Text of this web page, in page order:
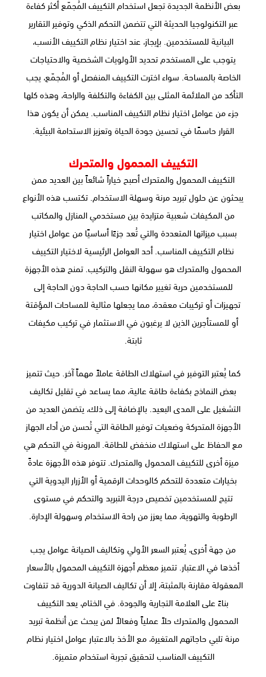
بعض الأنظمة الجديدة تجعل استخدام التكييف المُجمّع أكثر كفاءة
عبر التكنولوجيا الحديثة التي تتضمن التحكم الذكي وتوفير التقارير
البيانية للمستخدمين. بإيجاز، عند اختيار نظام التكييف الأنسب،
يتوجب على المستخدم تحديد الأولويات الشخصية والاحتياجات
الخاصة بالمساحة. سواء اخترت التكييف المنفصل أو المُجمّع، يجب
التأكد من الملائمة المثلى بين الكفاءة والتكلفة والراحة، وهذه كلها
جزء من عوامل اختيار نظام التكييف المناسب. يمكن أن يكون هذا
القرار حاسمًا في تحسين جودة الحياة وتعزيز الاستدامة البيئية.
التكييف المحمول والمتحرك
التكييف المحمول والمتحرك أصبح خياراً شائعاً بين العديد ممن
يبحثون عن حلول تبريد مرنة وسهلة الاستخدام. تكتسب هذه الأنواع
من المكيفات شعبية متزايدة بين مستخدمي المنازل والمكاتب
بسبب ميزاتها المتعددة والتي تُعد جزءًا أساسيًا من عوامل اختيار
نظام التكييف المناسب. أحد العوامل الرئيسية لاختيار التكييف
المحمول والمتحرك هو سهولة النقل والتركيب. تمنح هذه الأجهزة
للمستخدمين حرية تغيير مكانها حسب الحاجة دون الحاجة إلى
تجهيزات أو تركيبات معقدة، مما يجعلها مثالية للمساحات المؤقتة
أو للمستأجرين الذين لا يرغبون في الاستثمار في تركيب مكيفات
ثابتة.
كما يُعتبر التوفير في استهلاك الطاقة عاملاً مهماً آخر. حيث تتميز
بعض النماذج بكفاءة طاقة عالية، مما يساعد في تقليل تكاليف
التشغيل على المدى البعيد. بالإضافة إلى ذلك، يتضمن العديد من
الأجهزة المتحركة وضعيات توفير الطاقة التي تُحسن من أداء الجهاز
مع الحفاظ على استهلاك منخفض للطاقة. المرونة في التحكم هي
ميزة أخرى للتكييف المحمول والمتحرك. تتوفر هذه الأجهزة عادةً
بخيارات متعددة للتحكم كالوحدات الرقمية أو الأزرار اليدوية التي
تتيح للمستخدمين تخصيص درجة التبريد والتحكم في مستوى
الرطوبة والتهوية، مما يعزز من راحة الاستخدام وسهولة الإدارة.
من جهة أخرى، يُعتبر السعر الأولي وتكاليف الصيانة عوامل يجب
أخذها في الاعتبار. تتميز معظم أجهزة التكييف المحمول بالأسعار
المعقولة مقارنة بالمثبتة، إلا أن تكاليف الصيانة الدورية قد تتفاوت
بناءً على العلامة التجارية والجودة. في الختام، يعد التكييف
المحمول والمتحرك حلاً عملياً وفعالاً لمن يبحث عن أنظمة تبريد
مرنة تلبي حاجاتهم المتغيرة، مع الأخذ بالاعتبار عوامل اختيار نظام
التكييف المناسب لتحقيق تجربة استخدام متميزة.